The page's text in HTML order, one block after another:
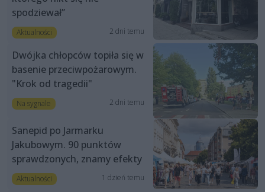
spodziewał”
Aktualności 2 dni temu
Dwójka chłopców topiła się w
basenie przeciwpożarowym.
"Krok od tragedii"
Na sygnale 2 dni temu
Sanepid po Jarmarku
Jakubowym. 90 punktów
sprawdzonych, znamy efekty
Aktualności 1 dzień temu